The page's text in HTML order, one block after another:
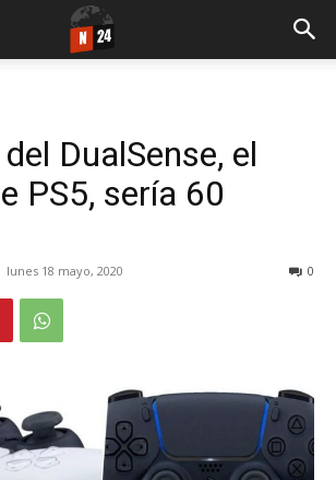
DualSense, el
PS5, sería 60
lunes 18 mayo, 2020 0